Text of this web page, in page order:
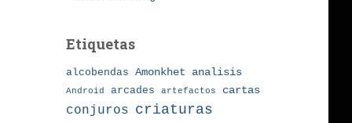
Etiquetas
alcobendas Amonkhet analisis
Android arcades artefactos cartas
conjuros criaturas